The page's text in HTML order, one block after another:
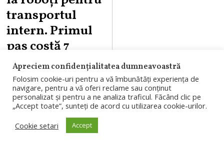
2
6
transportul
intern. Primul
pas costă 7
milioane de
euro
Rondocarton,
companie care
operează o fabrică
Apreciem confidențialitatea dumneavoastră
Folosim cookie-uri pentru a vă îmbunătăți experiența de
navigare, pentru a vă oferi reclame sau conținut
personalizat și pentru a ne analiza traficul. Făcând clic pe
„Accept toate”, sunteți de acord cu utilizarea cookie-urilor.
Cookie setari
Accept